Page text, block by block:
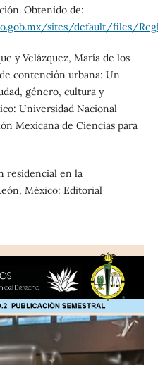
Obtenido de:
sites/default/files/
y Velázquez, María de los
contención urbana: Un
género, cultura y
Universidad Nacional
Mexicana de Ciencias para
residencial en la
México: Editorial